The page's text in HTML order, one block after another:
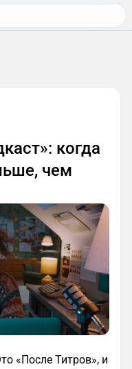
когда
чем
«После Титров», и